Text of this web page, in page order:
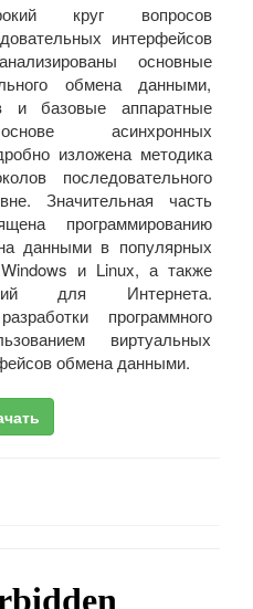
круг вопросов
интерфейсов
основные
обмена данными,
и базовые аппаратные
асинхронных
изложена методика
последовательного
Значительная часть
программированию
данными в популярных
и Linux, а также
для Интернета.
программного
виртуальных
обмена данными.